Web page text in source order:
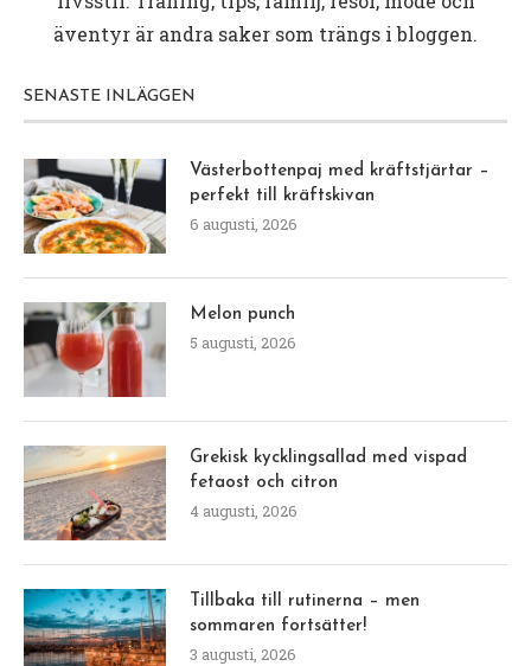
äventyr är andra saker som trängs i bloggen.
SENASTE INLÄGGEN
Västerbottenpaj med kräftstjärtar –
perfekt till kräftskivan
6 augusti, 2026
Melon punch
5 augusti, 2026
Grekisk kycklingsallad med vispad
fetaost och citron
4 augusti, 2026
Tillbaka till rutinerna – men
sommaren fortsätter!
3 augusti, 2026